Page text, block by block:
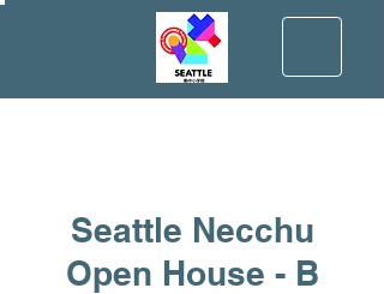
Seattle Necchu
Open House - B